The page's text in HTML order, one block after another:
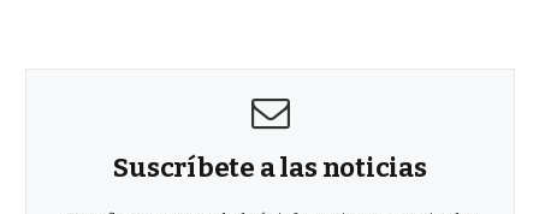
Suscríbete a las noticias